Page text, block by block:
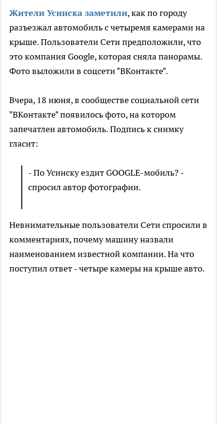
Жители Усинска заметили, как по городу
разъезжал автомобиль с четыремя камерами на
крыше. Пользователи Сети предположили, что
это компания Google, которая сняла панорамы.
Фото выложили в соцсети "ВКонтакте".
Вчера, 18 июня, в сообществе социальной сети
"ВКонтакте" появилось фото, на котором
запечатлен автомобиль. Подпись к снимку
гласит:
- По Усинску ездит GOOGLE-мобиль? -
спросил автор фотографии.
Невнимательные пользователи Сети спросили в
комментариях, почему машину назвали
наименованием известной компании. На что
поступил ответ - четыре камеры на крыше авто.